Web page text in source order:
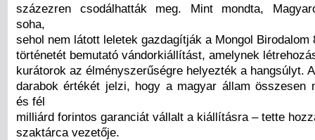
százezren csodálhatták meg. Mint mondta,
soha,
sehol nem látott leletek gazdagítják a Mongol Birodalom
történetét bemutató vándorkiállítást, amelynek
kurátorok az élményszerűségre helyezték a hangsúlyt.
darabok értékét jelzi, hogy a magyar állam összesen
és fél
milliárd forintos garanciát vállalt a kiállításra – tette
szaktárca vezetője.